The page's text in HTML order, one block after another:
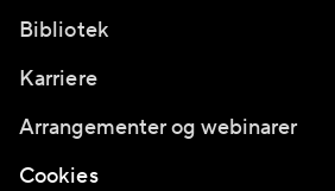
Bibliotek
Karriere
Arrangementer og webinarer
Cookies